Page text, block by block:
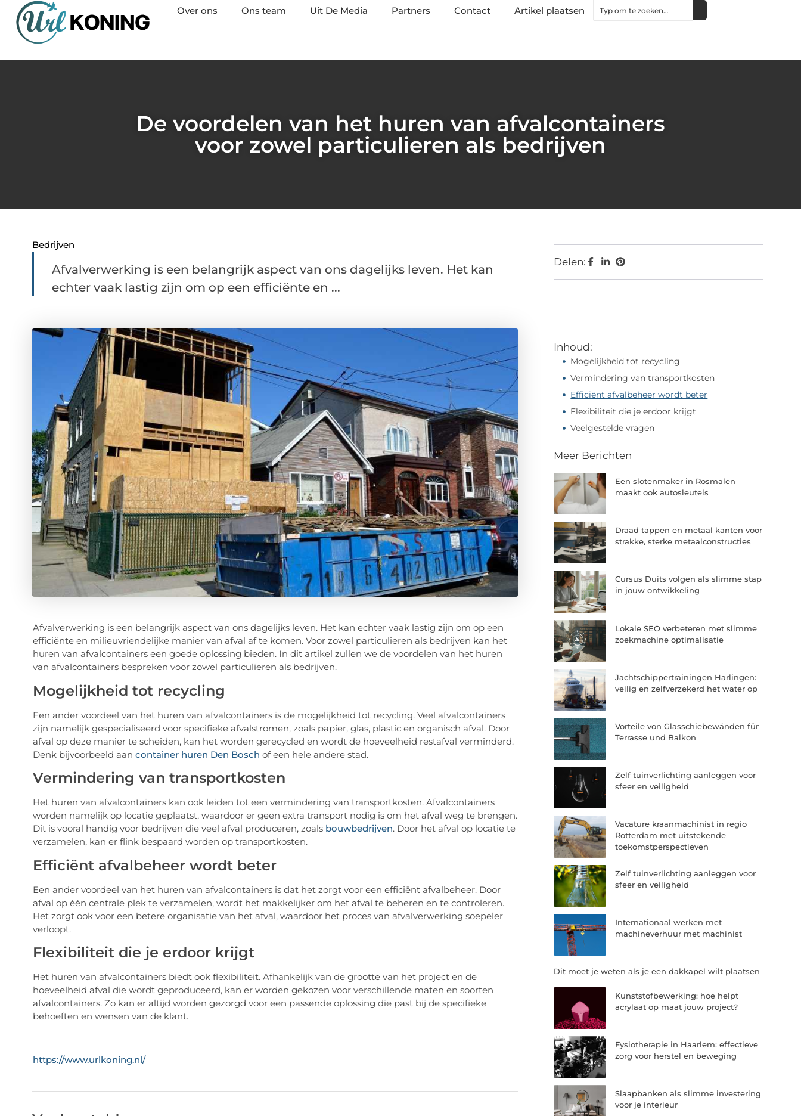
Over ons Ons team Uit De Media Partners Contact Artikel plaatsen
De voordelen van het huren van afvalcontainers
voor zowel particulieren als bedrijven
Bedrijven
Afvalverwerking is een belangrijk aspect van ons dagelijks leven. Het kan
echter vaak lastig zijn om op een efficiënte en ...
Afvalverwerking is een belangrijk aspect van ons dagelijks leven. Het kan echter vaak lastig zijn om op een
efficiënte en milieuvriendelijke manier van afval af te komen. Voor zowel particulieren als bedrijven kan het
huren van afvalcontainers een goede oplossing bieden. In dit artikel zullen we de voordelen van het huren
van afvalcontainers bespreken voor zowel particulieren als bedrijven.
Mogelijkheid tot recycling
Een ander voordeel van het huren van afvalcontainers is de mogelijkheid tot recycling. Veel afvalcontainers
zijn namelijk gespecialiseerd voor specifieke afvalstromen, zoals papier, glas, plastic en organisch afval. Door
afval op deze manier te scheiden, kan het worden gerecycled en wordt de hoeveelheid restafval verminderd.
Denk bijvoorbeeld aan container huren Den Bosch of een hele andere stad.
Vermindering van transportkosten
Het huren van afvalcontainers kan ook leiden tot een vermindering van transportkosten. Afvalcontainers
worden namelijk op locatie geplaatst, waardoor er geen extra transport nodig is om het afval weg te brengen.
Dit is vooral handig voor bedrijven die veel afval produceren, zoals bouwbedrijven. Door het afval op locatie te
verzamelen, kan er flink bespaard worden op transportkosten.
Efficiënt afvalbeheer wordt beter
Een ander voordeel van het huren van afvalcontainers is dat het zorgt voor een efficiënt afvalbeheer. Door
afval op één centrale plek te verzamelen, wordt het makkelijker om het afval te beheren en te controleren.
Het zorgt ook voor een betere organisatie van het afval, waardoor het proces van afvalverwerking soepeler
verloopt.
Flexibiliteit die je erdoor krijgt
Het huren van afvalcontainers biedt ook flexibiliteit. Afhankelijk van de grootte van het project en de
hoeveelheid afval die wordt geproduceerd, kan er worden gekozen voor verschillende maten en soorten
afvalcontainers. Zo kan er altijd worden gezorgd voor een passende oplossing die past bij de specifieke
behoeften en wensen van de klant.
https://www.urlkoning.nl/
Delen:
Inhoud:
Mogelijkheid tot recycling
Vermindering van transportkosten
Efficiënt afvalbeheer wordt beter
Flexibiliteit die je erdoor krijgt
Veelgestelde vragen
Meer Berichten
Een slotenmaker in Rosmalen
maakt ook autosleutels
Draad tappen en metaal kanten voor
strakke, sterke metaalconstructies
Cursus Duits volgen als slimme stap
in jouw ontwikkeling
Lokale SEO verbeteren met slimme
zoekmachine optimalisatie
Jachtschippertrainingen Harlingen:
veilig en zelfverzekerd het water op
Vorteile von Glasschiebewänden für
Terrasse und Balkon
Zelf tuinverlichting aanleggen voor
sfeer en veiligheid
Vacature kraanmachinist in regio
Rotterdam met uitstekende
toekomstperspectieven
Zelf tuinverlichting aanleggen voor
sfeer en veiligheid
Internationaal werken met
machineverhuur met machinist
Dit moet je weten als je een dakkapel wilt plaatsen
Kunststofbewerking: hoe helpt
acrylaat op maat jouw project?
Fysiotherapie in Haarlem: effectieve
zorg voor herstel en beweging
Slaapbanken als slimme investering
voor je interieur